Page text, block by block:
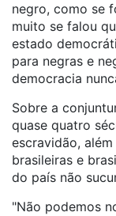
negro, como se
muito se falou
estado
para negras e
democracia
Sobre a
quase quatro
escravidão,
brasileiras e
do país não
"Não podemos